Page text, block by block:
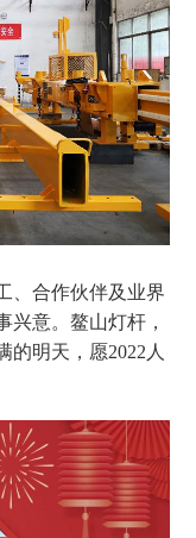
、合作伙伴及业界
兴意。鳌山灯杆，
的明天，愿2022人